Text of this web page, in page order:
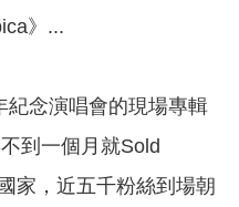
》...
紀念演唱會的現場專輯
到一個月就Sold
家，近五千粉絲到場朝